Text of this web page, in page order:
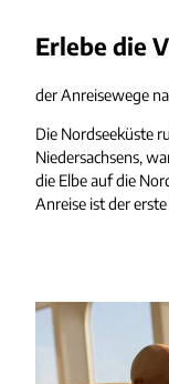
Erlebe die
der Anreisewege
Die Nordseeküste
Niedersachsens,
die Elbe auf die
Anreise ist der